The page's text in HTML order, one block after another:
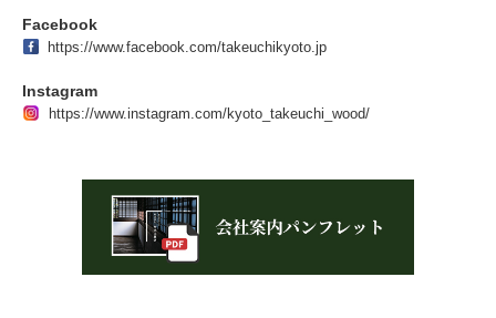
Facebook
https://www.facebook.com/takeuchikyoto.jp
Instagram
https://www.instagram.com/kyoto_takeuchi_wood/